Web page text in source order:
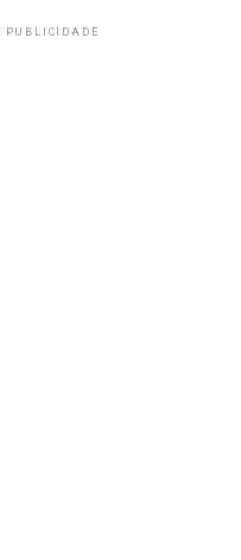
PUBLICIDADE